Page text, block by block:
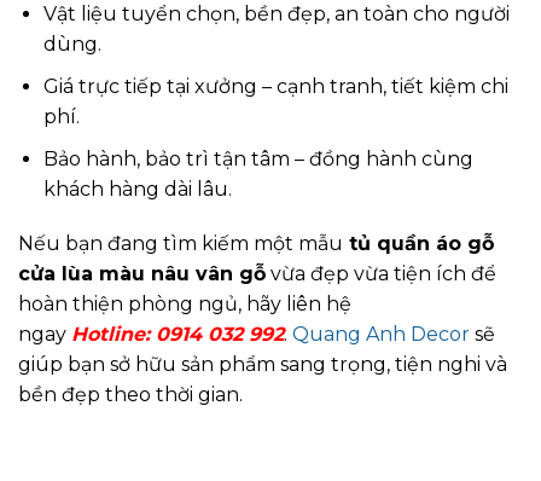
Vật liệu tuyển chọn, bền đẹp, an toàn cho người
dùng.
Giá trực tiếp tại xưởng – cạnh tranh, tiết kiệm chi
phí.
Bảo hành, bảo trì tận tâm – đồng hành cùng
khách hàng dài lâu.
Nếu bạn đang tìm kiếm một mẫu tủ quần áo gỗ
cửa lùa màu nâu vân gỗ vừa đẹp vừa tiện ích để
hoàn thiện phòng ngủ, hãy liên hệ
ngay Hotline: 0914 032 992. Quang Anh Decor sẽ
giúp bạn sở hữu sản phẩm sang trọng, tiện nghi và
bền đẹp theo thời gian.